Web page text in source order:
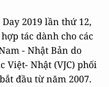
2019 lần thứ 12,
tác dành cho các
- Nhật Bản do
Việt- Nhật (VJC) phối
đầu từ năm 2007.